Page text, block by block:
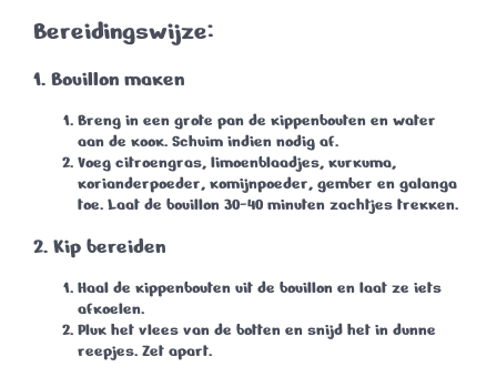
Bereidingswijze:
1. Bouillon maken
Breng in een grote pan de kippenbouten en water
aan de kook. Schuim indien nodig af.
Voeg citroengras, limoenblaadjes, kurkuma,
korianderpoeder, komijnpoeder, gember en galanga
toe. Laat de bouillon 30-40 minuten zachtjes trekken.
2. Kip bereiden
Haal de kippenbouten uit de bouillon en laat ze iets
afkoelen.
Pluk het vlees van de botten en snijd het in dunne
reepjes. Zet apart.